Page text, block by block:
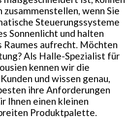
zusammenstellen, wenn Sie
Steuerungssysteme
Sonnenlicht und halten
Raumes aufrecht. Möchten
Als Halle-Spezialist für
kennen wir die
und wissen genau,
ihre Anforderungen
Ihnen einen kleinen
Produktpalette.